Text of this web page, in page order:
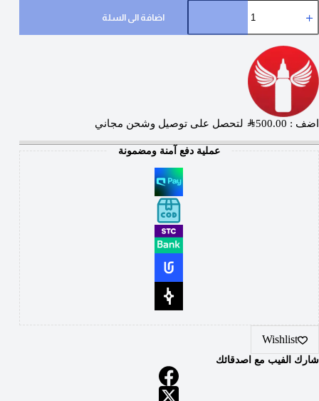
اضافة الى السلة
اضف : SAR500.00 لتحصل على توصيل وشحن مجاني
عملية دفع آمنة ومضمونة
Wishlist
شارك الفيب مع اصدقائك